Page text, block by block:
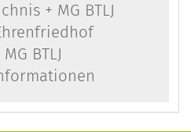
+ MG BTLJ
BTLJ